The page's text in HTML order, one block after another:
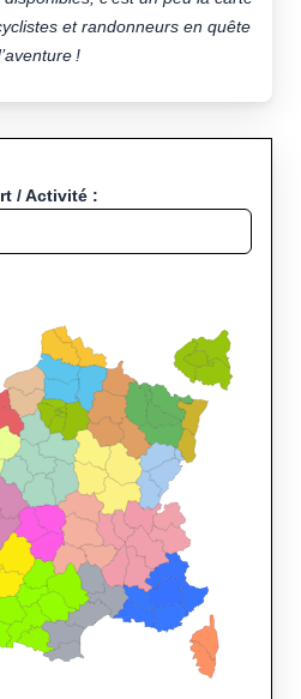
et randonneurs en quête
!
/ Activité :